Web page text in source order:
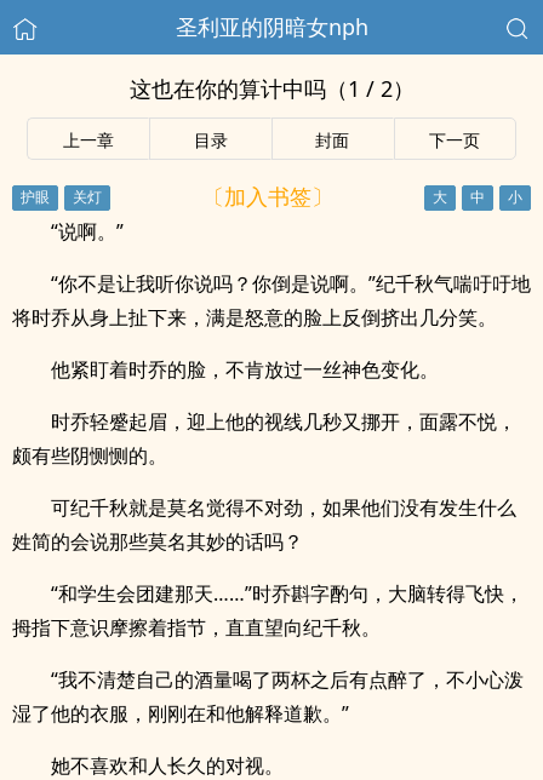
圣利亚的阴暗女nph
这也在你的算计中吗（1 / 2）
上一章 目录 封面 下一页
〔加入书签〕
“说啊。”
“你不是让我听你说吗？你倒是说啊。”纪千秋气喘吁吁地
将时乔从身上扯下来，满是怒意的脸上反倒挤出几分笑。
他紧盯着时乔的脸，不肯放过一丝神色变化。
时乔轻蹙起眉，迎上他的视线几秒又挪开，面露不悦，
颇有些阴恻恻的。
可纪千秋就是莫名觉得不对劲，如果他们没有发生什么
姓简的会说那些莫名其妙的话吗？
“和学生会团建那天……”时乔斟字酌句，大脑转得飞快，
拇指下意识摩擦着指节，直直望向纪千秋。
“我不清楚自己的酒量喝了两杯之后有点醉了，不小心泼
湿了他的衣服，刚刚在和他解释道歉。”
她不喜欢和人长久的对视。